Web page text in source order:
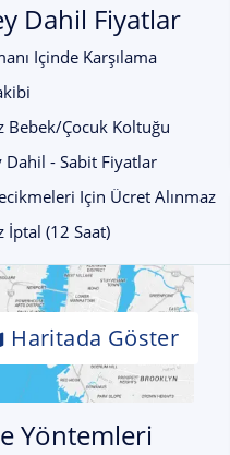
Dahil Fiyatlar
Içinde Karşılama
Bebek/Çocuk Koltuğu
Dahil - Sabit Fiyatlar
Için Ücret Alınmaz
İptal (12 Saat)
Haritada Göster
Yöntemleri